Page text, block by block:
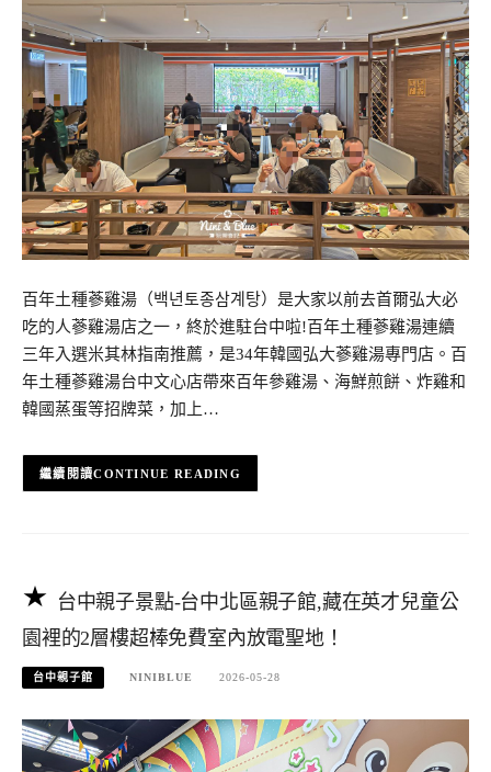
百年土種蔘雞湯（백년토종삼계탕）是大家以前去首爾弘大必
吃的人蔘雞湯店之一，終於進駐台中啦!百年土種蔘雞湯連續
三年入選米其林指南推薦，是34年韓國弘大蔘雞湯專門店。百
年土種蔘雞湯台中文心店帶來百年參雞湯、海鮮煎餅、炸雞和
韓國蒸蛋等招牌菜，加上…
CONTINUE READING
台中親子景點-台中北區親子館,藏在英才兒童公
園裡的2層樓超棒免費室內放電聖地！
台中親子館 NINIBLUE 2026-05-28